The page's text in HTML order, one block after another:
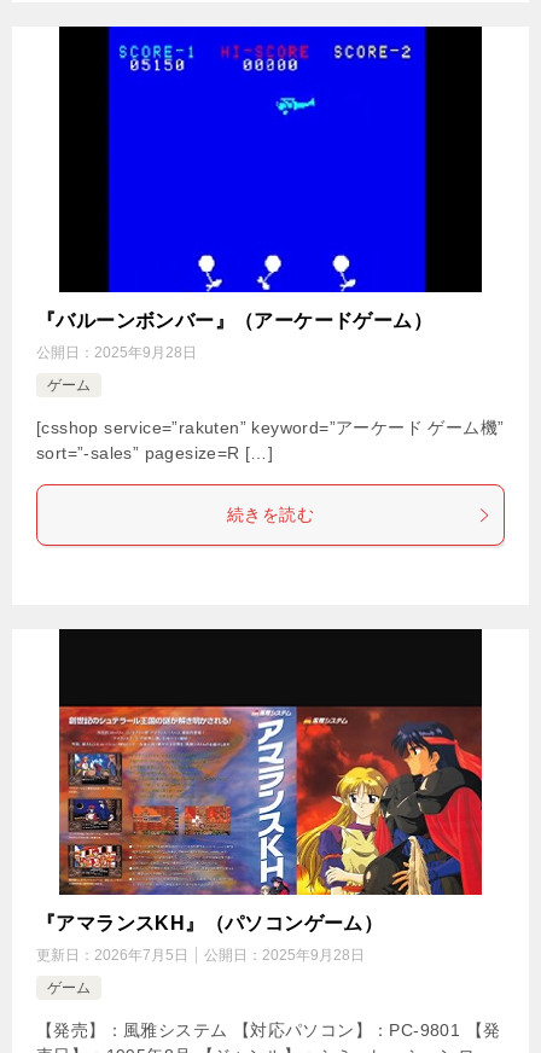
『バルーンボンバー』（アーケードゲーム）
公開日： 2025年9月28日
ゲーム
[csshop service=”rakuten” keyword=”アーケード ゲーム機”
sort=”-sales” pagesize=R […]
続きを読む
『アマランスKH』（パソコンゲーム）
更新日： 2026年7月5日 公開日： 2025年9月28日
ゲーム
【発売】：風雅システム 【対応パソコン】：PC-9801 【発